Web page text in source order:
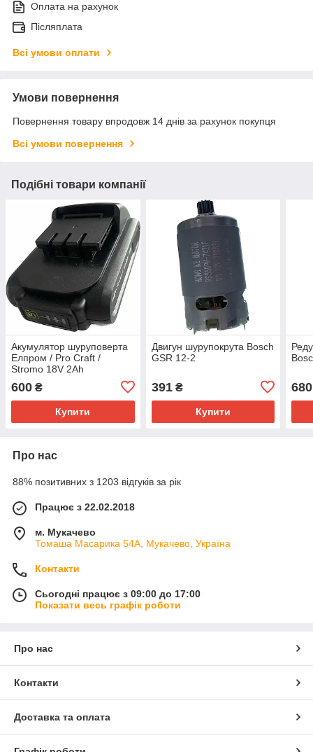
Оплата на рахунок
Післяплата
Всі умови оплати
Умови повернення
Повернення товару впродовж 14 днів за рахунок покупця
Всі умови повернення
Подібні товари компанії
Акумулятор шуруповерта
Елпром / Pro Craft /
Stromo 18V 2Ah
600 ₴
Купити
Двигун шурупокрута Bosch
GSR 12-2
391₴
Купити
680
Про нас
88% позитивних з 1203 відгуків за рік
Працює з 22.02.2018
м. Мукачево
Томаша Масарика 54А, Мукачево, Україна
Контакти
Сьогодні працює з 09:00 до 17:00
Показати весь графік роботи
Про нас
Контакти
Доставка та оплата